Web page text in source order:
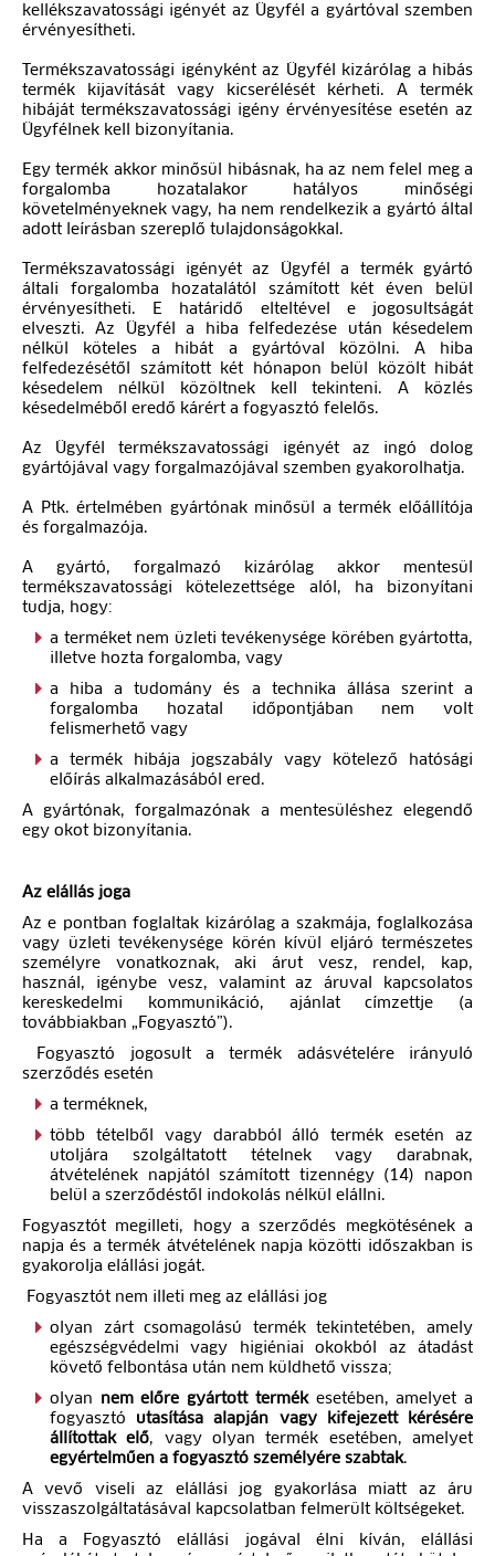
kellékszavatossági igényét az Ügyfél a gyártóval szemben
érvényesítheti.
Termékszavatossági igényként az Ügyfél kizárólag a hibás
termék kijavítását vagy kicserélését kérheti. A termék
hibáját termékszavatossági igény érvényesítése esetén az
Ügyfélnek kell bizonyítania.
Egy termék akkor minősül hibásnak, ha az nem felel meg a
forgalomba hozatalakor hatályos minőségi
követelményeknek vagy, ha nem rendelkezik a gyártó által
adott leírásban szereplő tulajdonságokkal.
Termékszavatossági igényét az Ügyfél a termék gyártó
általi forgalomba hozatalától számított két éven belül
érvényesítheti. E határidő elteltével e jogosultságát
elveszti. Az Ügyfél a hiba felfedezése után késedelem
nélkül köteles a hibát a gyártóval közölni. A hiba
felfedezésétől számított két hónapon belül közölt hibát
késedelem nélkül közöltnek kell tekinteni. A közlés
késedelméből eredő kárért a fogyasztó felelős.
Az Ügyfél termékszavatossági igényét az ingó dolog
gyártójával vagy forgalmazójával szemben gyakorolhatja.
A Ptk. értelmében gyártónak minősül a termék előállítója
és forgalmazója.
A gyártó, forgalmazó kizárólag akkor mentesül
termékszavatossági kötelezettsége alól, ha bizonyítani
tudja, hogy:
a terméket nem üzleti tevékenysége körében gyártotta,
illetve hozta forgalomba, vagy
a hiba a tudomány és a technika állása szerint a
forgalomba hozatal időpontjában nem volt
felismerhető vagy
a termék hibája jogszabály vagy kötelező hatósági
előírás alkalmazásából ered.
A gyártónak, forgalmazónak a mentesüléshez elegendő
egy okot bizonyítania.
Az elállás joga
Az e pontban foglaltak kizárólag a szakmája, foglalkozása
vagy üzleti tevékenysége körén kívül eljáró természetes
személyre vonatkoznak, aki árut vesz, rendel, kap,
használ, igénybe vesz, valamint az áruval kapcsolatos
kereskedelmi kommunikáció, ajánlat címzettje (a
továbbiakban „Fogyasztó”).
Fogyasztó jogosult a termék adásvételére irányuló
szerződés esetén
a terméknek,
több tételből vagy darabból álló termék esetén az
utoljára szolgáltatott tételnek vagy darabnak,
átvételének napjától számított tizennégy (14) napon
belül a szerződéstől indokolás nélkül elállni.
Fogyasztót megilleti, hogy a szerződés megkötésének a
napja és a termék átvételének napja közötti időszakban is
gyakorolja elállási jogát.
Fogyasztót nem illeti meg az elállási jog
olyan zárt csomagolású termék tekintetében, amely
egészségvédelmi vagy higiéniai okokból az átadást
követő felbontása után nem küldhető vissza;
olyan nem előre gyártott termékesetében, amelyet a
fogyasztó utasítása alapján vagy kifejezett kérésére
állítottak elő, vagy olyan termék esetében, amelyet
egyértelműen a fogyasztó személyére szabtak.
A vevő viseli az elállási jog gyakorlása miatt az áru
visszaszolgáltatásával kapcsolatban felmerült költségeket.
Ha a Fogyasztó elállási jogával élni kíván, elállási